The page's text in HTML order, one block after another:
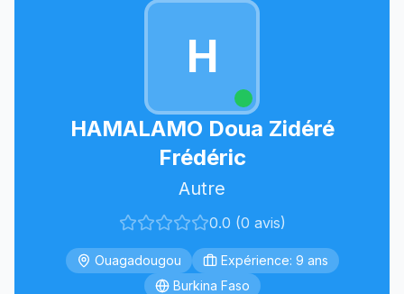
H
HAMALAMO Doua Zidéré
Frédéric
Autre
0.0 (0 avis)
Ouagadougou
Expérience: 9 ans
Burkina Faso